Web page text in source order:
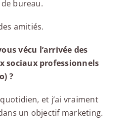
bureau.
amitiés.
vécu l’arrivée des
sociaux professionnels
?
et j’ai vraiment
un objectif marketing.